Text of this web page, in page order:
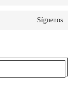
Síguenos